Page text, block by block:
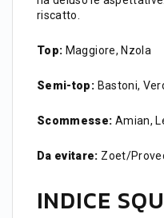
riscatto.
Top: Maggiore, Nzola
Semi-top: Bastoni,
Scommesse: Amian,
Da evitare: Zoet/
INDICE